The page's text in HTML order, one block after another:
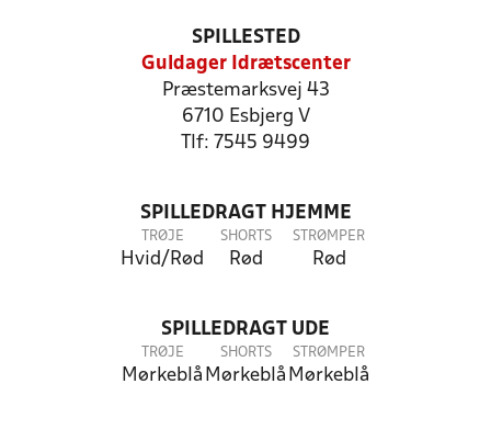
SPILLESTED
Guldager Idrætscenter
Præstemarksvej 43
6710 Esbjerg V
Tlf: 7545 9499
SPILLEDRAGT HJEMME
TRØJE
Hvid/Rød
SHORTS
Rød
STRØMPER
Rød
SPILLEDRAGT UDE
TRØJE
Mørkeblå
SHORTS
Mørkeblå
STRØMPER
Mørkeblå